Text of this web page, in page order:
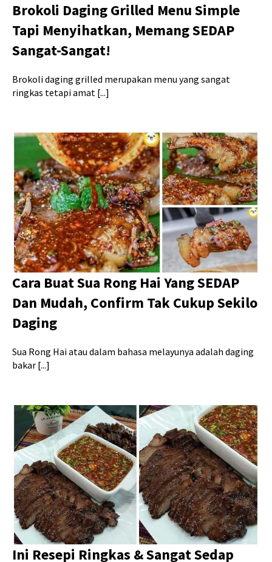
Brokoli Daging Grilled Menu Simple
Tapi Menyihatkan, Memang SEDAP
Sangat-Sangat!
Brokoli daging grilled merupakan menu yang sangat
ringkas tetapi amat [...]
Cara Buat Sua Rong Hai Yang SEDAP
Dan Mudah, Confirm Tak Cukup Sekilo
Daging
Sua Rong Hai atau dalam bahasa melayunya adalah daging
bakar [...]
Ini Resepi Ringkas & Sangat Sedap